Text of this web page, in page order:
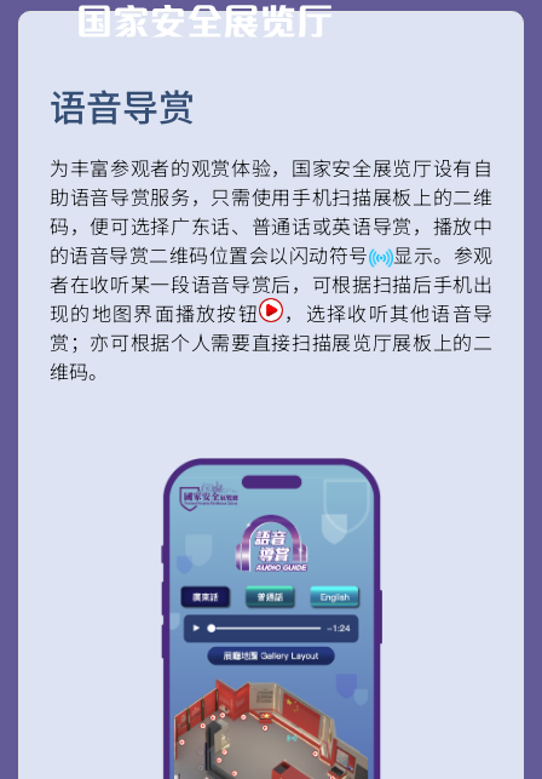
语音导赏
为丰富参观者的观赏体验，国家安全展览厅设有自
助语音导赏服务，只需使用手机扫描展板上的二维
码，便可选择广东话、普通话或英语导赏，播放中
的语音导赏二维码位置会以闪动符号
显示。参观
者在收听某一段语音导赏后，可根据扫描后手机出
现的地图界面播放按钮
，选择收听其他语音导
赏；亦可根据个人需要直接扫描展览厅展板上的二
维码。
扫一扫关注我们的社交媒体，紧贴最新资讯！
微博